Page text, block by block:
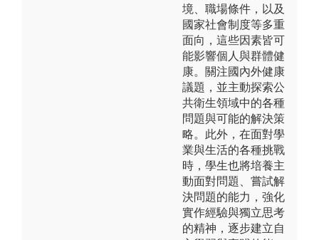
境、職場條件，以及
國家社會制度等多重
面向，這些因素皆可
能影響個人與群體健
康。關注國內外健康
議題，並主動探索公
共衛生領域中的各種
問題與可能的解決策
略。此外，在面對學
業與生活的各種挑戰
時，學生也將培養主
動面對問題、嘗試解
決問題的能力，強化
實作經驗與獨立思考
的精神，逐步建立自